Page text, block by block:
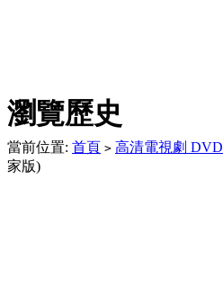
瀏覽歷史
當前位置: 首頁 > 高清電視劇 DVD
家版)